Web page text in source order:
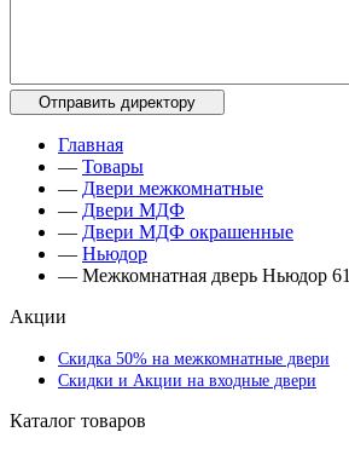
Главная
— Товары
— Двери межкомнатные
— Двери МДФ
— Двери МДФ окрашенные
— Ньюдор
— Межкомнатная дверь Ньюдор 61
Акции
Скидка 50% на межкомнатные двери
Скидки и Акции на входные двери
Каталог товаров